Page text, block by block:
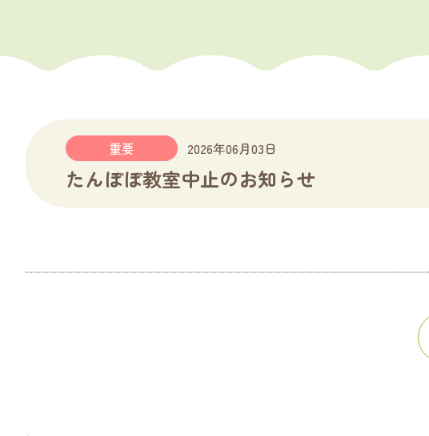
重要 2026年06月03日
たんぽぽ教室中止のお知らせ